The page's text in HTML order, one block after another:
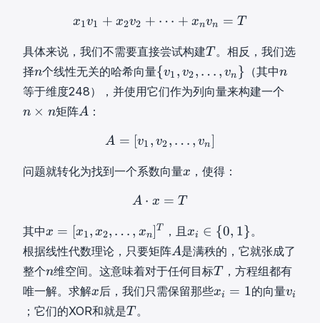
2
,
\
d
o
,
\
}
{
F
}
}
,
…
,
v
n
{
_
v
_
2
,
\
x1 v1 +x2v 2+⋯
x1v1 + x2v2 + ⋯ + xnvn = T
具体来说，我们不需要直接尝试构建T
T 。相反，我们选
择n
n
n个线性无关的哈希向量{
v
1
v
2
,
,
n
}
\
{
v
{v1 , v2, … , vn } （其中n
n
n
等于维度248），并使用它们作为列向量来构建一个
n
n × n矩阵 A
A：
A= [ v 1,v2
A = [v1 , v2, … , vn]
问题就转化为找到一个系数向量x
x ，使得：
A⋅ x=
A ⋅ x = T
其中x
=
[
x
1
,
x = [x1, x2, … , xn]T ，且 x
i
∈
{
0
xi ∈ {0, 1}。
根据线性代数理论，只要矩阵 A
A
A是满秩的，它就张成了
整个n
n
n维空间。这意味着对于任何目标T
T
T ，方程组都有
唯一解。求解x
x
x后，我们只需保留那些x
xi = 1的向量v
vi
；它们的XOR和就是T
T 。